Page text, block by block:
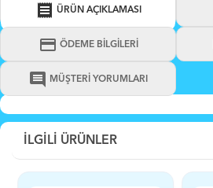
receipt ÜRÜN AÇIKLAMASI
credit_card ÖDEME BİLGİLERİ
comment MÜŞTERİ YORUMLARI
İLGİLİ ÜRÜNLER